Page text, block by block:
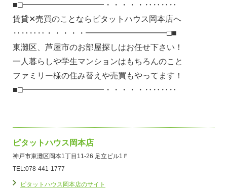
■□━━━━━━━━━━・・・・・‥‥‥‥
賃貸✕売買のことならピタットハウス岡本店へ
‥‥‥‥・・・・・━━━━━━━━━━□■
東灘区、芦屋市のお部屋探しはお任せ下さい！
一人暮らしや学生マンションはもちろんのこと
ファミリー様の住み替えや売買もやってます！
■□━━━━━━━━━━・・・・・‥‥‥‥
ピタットハウス岡本店
神戸市東灘区岡本1丁目11-26 足立ビル1Ｆ
TEL:078-441-1777
ピタットハウス岡本店のサイト